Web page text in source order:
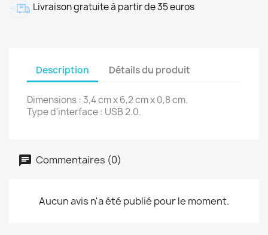
Livraison gratuite à partir de 35 euros
Description Détails du produit
Dimensions : 3,4 cm x 6,2 cm x 0,8 cm.
Type d'interface : USB 2.0.
Commentaires (0)
Aucun avis n'a été publié pour le moment.